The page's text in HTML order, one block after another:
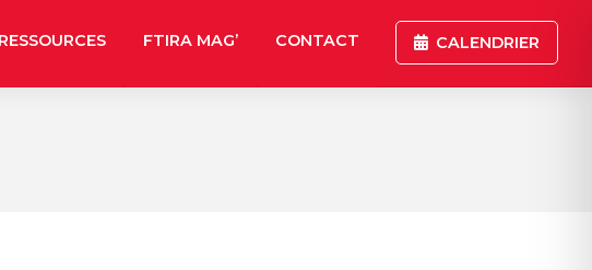
RESSOURCES FTIRA MAG’ CONTACT CALENDRIER